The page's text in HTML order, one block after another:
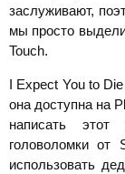
заслуживают,
мы просто
Touch.
I Expect You to
она доступна на
написать
головоломки
использовать